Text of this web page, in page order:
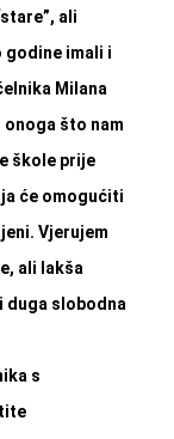
ali
godine imali i
Milana
onoga što nam
škole prije
će omogućiti
Vjerujem
ali lakša
duga slobodna
s